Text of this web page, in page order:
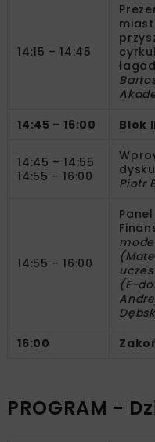
14:15 – 14:45
14:45 – 16:00
Blok
14:45 – 14:55
14:55 – 16:00
Piotr
14:55 – 16:00
(E-
16:00
PROGRAM -